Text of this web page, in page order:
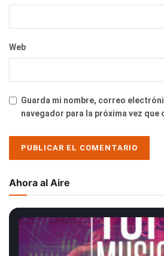
Web
Guarda mi nombre, correo
navegador para la próxima vez que
Ahora al Aire